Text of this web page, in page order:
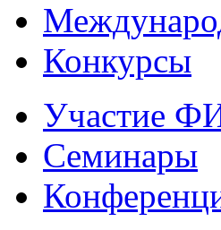
Конкурсы
Участие
Семинары